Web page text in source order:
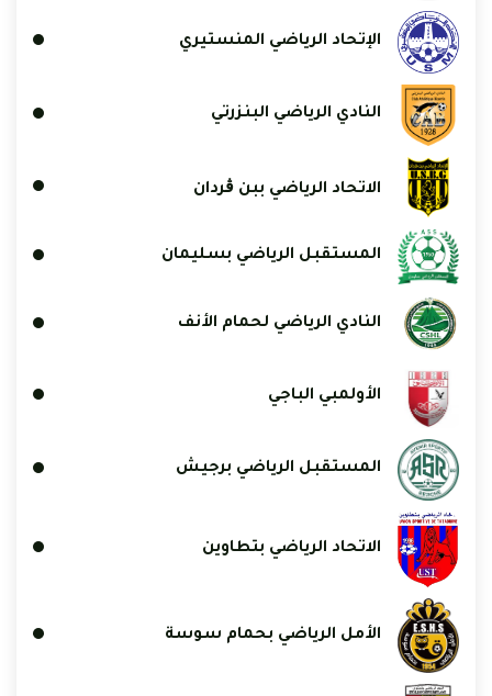
الإتحاد الرياضي المنستيري
النادي الرياضي البنزرتي
الاتحاد الرياضي ببن ڨردان
المستقبل الرياضي بسليمان
النادي الرياضي لحمام الأنف
الأولمبي الباجي
المستقبل الرياضي برجيش
الاتحاد الرياضي بتطاوين
الأمل الرياضي بحمام سوسة